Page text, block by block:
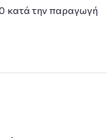
κατά την παραγωγή